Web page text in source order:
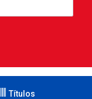
Títulos